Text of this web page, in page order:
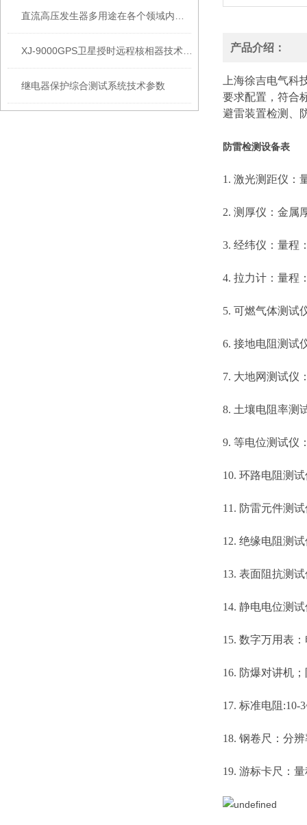
继电器保护综合测试系统技术参数
产品介绍：
上海徐吉电气科
要求配置，符合
避雷装置检测、
防雷检测设备表
1. 激光测距仪：
2. 测厚仪：金属
3. 经纬仪：量程
4. 拉力计：量程
5. 可燃气体测试
6. 接地电阻测试
7. 大地网测试仪
8. 土壤电阻率测
9. 等电位测试仪
10. 环路电阻测
11. 防雷元件测
12. 绝缘电阻测
13. 表面阻抗测
14. 静电电位测
15. 数字万用表
16. 防爆对讲机
17. 标准电阻:10-
18. 钢卷尺：分辨
19. 游标卡尺：量